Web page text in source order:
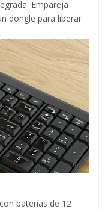
Empareja
dongle para liberar
baterías de 12